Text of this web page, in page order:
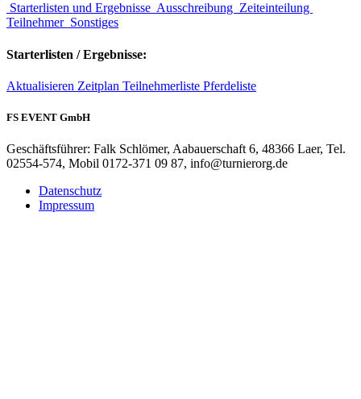
Starterlisten und Ergebnisse Ausschreibung Zeiteinteilung
Teilnehmer Sonstiges
Starterlisten / Ergebnisse:
Aktualisieren Zeitplan Teilnehmerliste Pferdeliste
FS EVENT GmbH
Geschäftsführer: Falk Schlömer, Aabauerschaft 6, 48366 Laer, Tel.
02554-574, Mobil 0172-371 09 87, info@turnierorg.de
Datenschutz
Impressum